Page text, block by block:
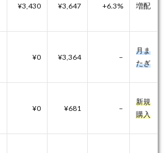
¥3,430 ¥3,647 +6.3% 増配
¥0 ¥3,364 –
月ま
たぎ
¥0 ¥681 –
新規
購入